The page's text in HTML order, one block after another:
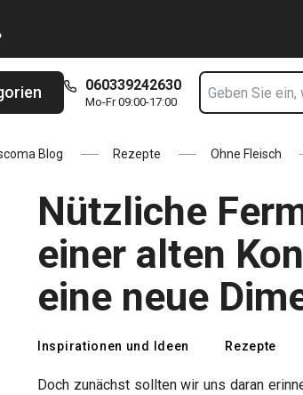
060339242630
Mo-Fr 09:00-17:00
Blog Rezepte Ohne Fleisch
Nützliche
einer alten
eine neue
Inspirationen und Ideen Rezepte
Doch zunächst sollten wir uns daran